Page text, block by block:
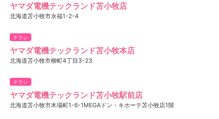
ヤマダ電機テックランド苫小牧店
北海道苫小牧市永福1-2-4
チラシ
ヤマダ電機テックランド苫小牧本店
北海道苫小牧市柳町4丁目3-23
チラシ
ヤマダ電機テックランド苫小牧駅前店
北海道苫小牧市木場町1-6-1MEGAドン・キホーテ苫小牧店1階